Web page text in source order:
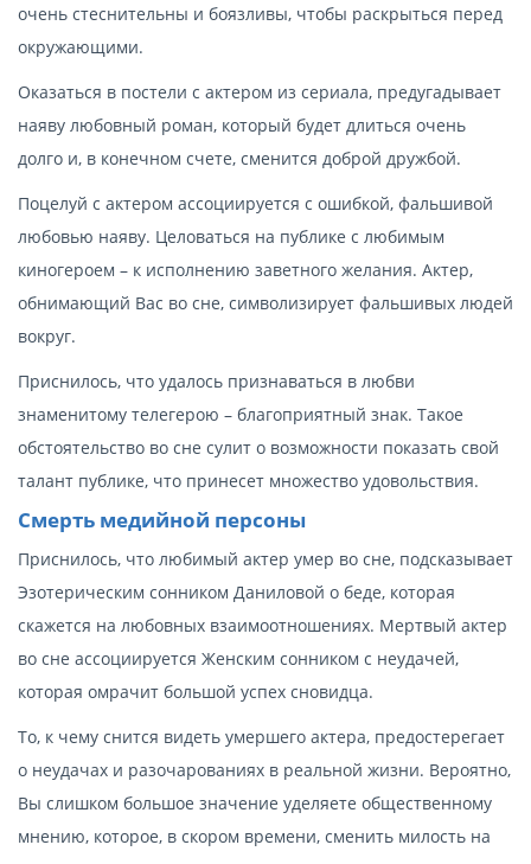
очень стеснительны и боязливы, чтобы раскрыться перед
окружающими.
Оказаться в постели с актером из сериала, предугадывает
наяву любовный роман, который будет длиться очень
долго и, в конечном счете, сменится доброй дружбой.
Поцелуй с актером ассоциируется с ошибкой, фальшивой
любовью наяву. Целоваться на публике с любимым
киногероем – к исполнению заветного желания. Актер,
обнимающий Вас во сне, символизирует фальшивых людей
вокруг.
Приснилось, что удалось признаваться в любви
знаменитому телегерою – благоприятный знак. Такое
обстоятельство во сне сулит о возможности показать свой
талант публике, что принесет множество удовольствия.
Смерть медийной персоны
Приснилось, что любимый актер умер во сне, подсказывает
Эзотерическим сонником Даниловой о беде, которая
скажется на любовных взаимоотношениях. Мертвый актер
во сне ассоциируется Женским сонником с неудачей,
которая омрачит большой успех сновидца.
То, к чему снится видеть умершего актера, предостерегает
о неудачах и разочарованиях в реальной жизни. Вероятно,
Вы слишком большое значение уделяете общественному
мнению, которое, в скором времени, сменить милость на